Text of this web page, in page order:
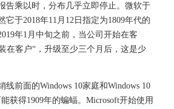
告乘以时，分布几乎立即停止。微软于
它于2018年11月12日指定为1809年代的
年1月中旬之前，当公司开始在客
在客户“，升级至少三个月后，这是少
线前面的Windows 10家庭和Windows 10
获得1909年的蝙蝠。Microsoft开始使用